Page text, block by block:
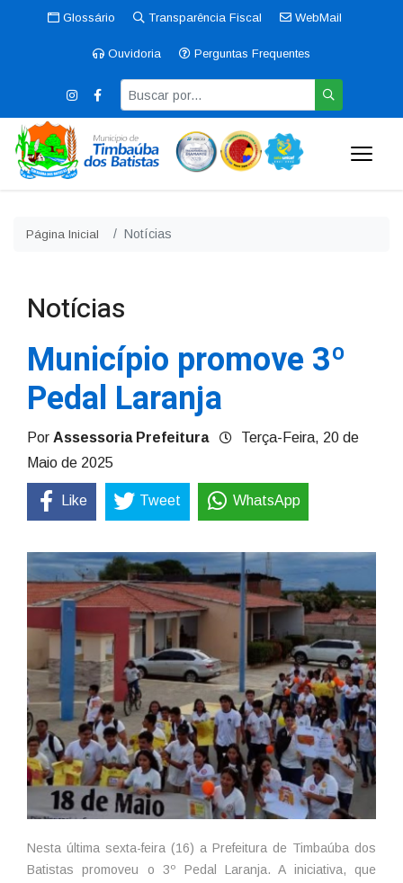
Glossário Transparência Fiscal WebMail
Ouvidoria Perguntas Frequentes
Página Inicial Notícias
Notícias
Município promove 3º
Pedal Laranja
Por Assessoria Prefeitura
Terça-Feira, 20 de
Maio de 2025
Like Tweet WhatsApp
Nesta última sexta-feira (16) a Prefeitura de Timbaúba dos
Batistas promoveu o 3º Pedal Laranja. A iniciativa, que